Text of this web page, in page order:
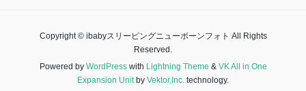
Copyright © ibabyスリーピングニューボーンフォト All Rights
Reserved.
Powered by WordPresswith Lightning Theme & VK All in One
Expansion Unitby Vektor,Inc. technology.